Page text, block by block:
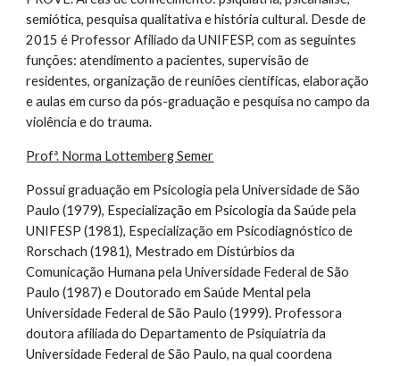
semiótica, pesquisa qualitativa e história cultural. Desde de
2015 é Professor Afiliado da UNIFESP, com as seguintes
funções: atendimento a pacientes, supervisão de
residentes, organização de reuniões científicas, elaboração
e aulas em curso da pós-graduação e pesquisa no campo da
violência e do trauma.
Profª. Norma Lottemberg Semer
Possui graduação em Psicologia pela Universidade de São
Paulo (1979), Especialização em Psicologia da Saúde pela
UNIFESP (1981), Especialização em Psicodiagnóstico de
Rorschach (1981), Mestrado em Distúrbios da
Comunicação Humana pela Universidade Federal de São
Paulo (1987) e Doutorado em Saúde Mental pela
Universidade Federal de São Paulo (1999). Professora
doutora afiliada do Departamento de Psiquiatria da
Universidade Federal de São Paulo, na qual coordena